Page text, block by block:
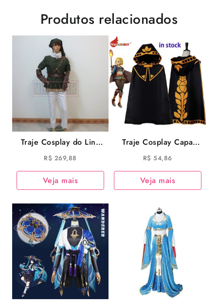
Produtos relacionados
Traje Cosplay do Link
– Personagem The
Legend Of Zelda
R$ 269,88
Veja mais
Traje Cosplay Capa
Game The Legend Of
Zelda
R$ 54,86
Veja mais